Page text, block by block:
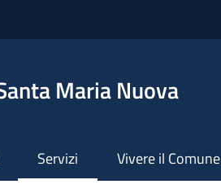
Maria Nuova
Servizi Vivere il Comune